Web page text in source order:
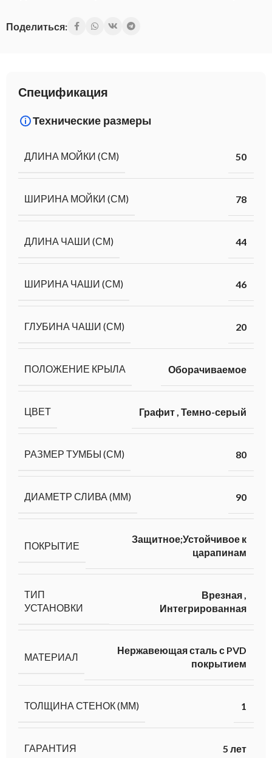
Поделиться:
Спецификация
Технические размеры
ДЛИНА МОЙКИ (СМ) 50
ШИРИНА МОЙКИ (СМ) 78
ДЛИНА ЧАШИ (СМ) 44
ШИРИНА ЧАШИ (СМ) 46
ГЛУБИНА ЧАШИ (СМ) 20
ПОЛОЖЕНИЕ КРЫЛА Оборачиваемое
ЦВЕТ Графит, Темно-серый
РАЗМЕР ТУМБЫ (СМ) 80
ДИАМЕТР СЛИВА (ММ) 90
ПОКРЫТИЕ
Защитное;Устойчивое к
царапинам
ТИП
УСТАНОВКИ
Врезная,
Интегрированная
МАТЕРИАЛ
Нержавеющая сталь с PVD
покрытием
ТОЛЩИНА СТЕНОК (ММ) 1
ГАРАНТИЯ 5 лет